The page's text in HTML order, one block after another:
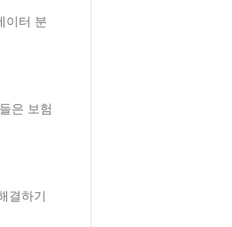
이터 분
은 보험
결하기